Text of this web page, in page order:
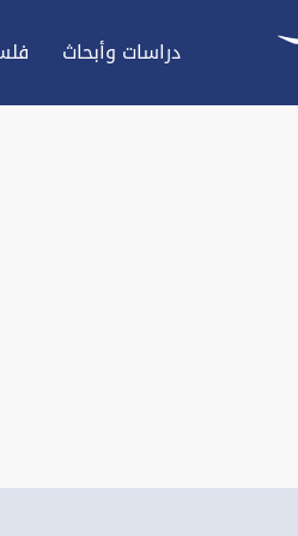
دراسات وأبحاث